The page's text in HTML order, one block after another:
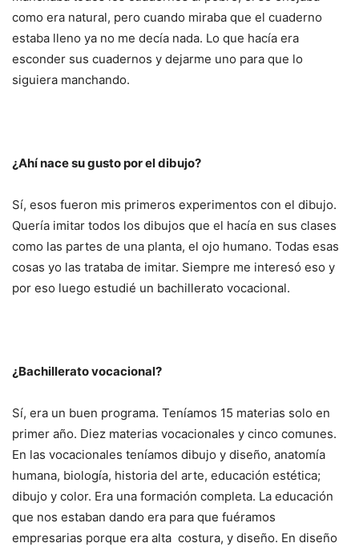
como era natural, pero cuando miraba que el cuaderno
estaba lleno ya no me decía nada. Lo que hacía era
esconder sus cuadernos y dejarme uno para que lo
siguiera manchando.
¿Ahí nace su gusto por el dibujo?
Sí, esos fueron mis primeros experimentos con el dibujo.
Quería imitar todos los dibujos que el hacía en sus clases
como las partes de una planta, el ojo humano. Todas esas
cosas yo las trataba de imitar. Siempre me interesó eso y
por eso luego estudié un bachillerato vocacional.
¿Bachillerato vocacional?
Sí, era un buen programa. Teníamos 15 materias solo en
primer año. Diez materias vocacionales y cinco comunes.
En las vocacionales teníamos dibujo y diseño, anatomía
humana, biología, historia del arte, educación estética;
dibujo y color. Era una formación completa. La educación
que nos estaban dando era para que fuéramos
empresarias porque era alta costura, y diseño. En diseño